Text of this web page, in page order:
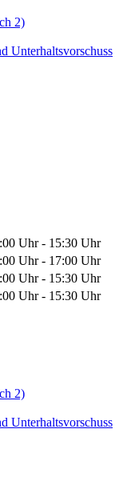
2)
Unterhaltsvorschuss
Uhr - 15:30 Uhr
Uhr - 17:00 Uhr
Uhr - 15:30 Uhr
Uhr - 15:30 Uhr
2)
Unterhaltsvorschuss